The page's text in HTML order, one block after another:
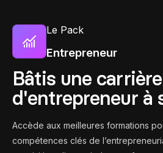
Le Pack
Entrepreneur
Bâtis une carrière
d'entrepreneur à
Accède aux meilleures formations
compétences clés de